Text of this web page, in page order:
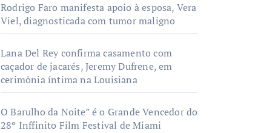
Rodrigo Faro manifesta apoio à esposa, Vera
Viel, diagnosticada com tumor maligno
Lana Del Rey confirma casamento com
caçador de jacarés, Jeremy Dufrene, em
cerimônia íntima na Louisiana
O Barulho da Noite” é o Grande Vencedor do
28º Inffinito Film Festival de Miami